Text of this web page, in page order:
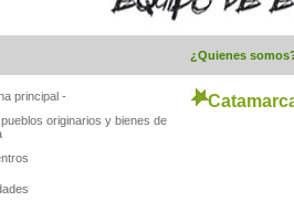
¿Quienes
principal -
originarios y bienes de